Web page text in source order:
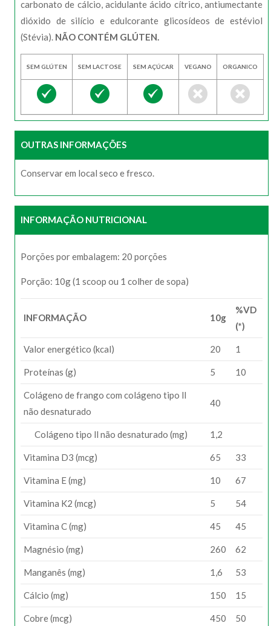
carbonato de cálcio, acidulante ácido cítrico, antiumectante
dióxido de silício e edulcorante glicosídeos de estéviol
(Stévia). NÃO CONTÉM GLÚTEN.
SEM GLÚTEN SEM LACTOSE SEM AÇÚCAR VEGANO ORGANICO
OUTRAS INFORMAÇÕES
Conservar em local seco e fresco.
INFORMAÇÃO NUTRICIONAL
Porções por embalagem: 20 porções
Porção: 10g (1 scoop ou 1 colher de sopa)
INFORMAÇÃO 10g
%VD
(*)
Valor energético (kcal) 20 1
Proteínas (g) 5 10
Colágeno de frango com colágeno tipo ll
não desnaturado
40
Colágeno tipo ll não desnaturado (mg) 1,2
Vitamina D3 (mcg) 65 33
Vitamina E (mg) 10 67
Vitamina K2 (mcg) 5 54
Vitamina C (mg) 45 45
Magnésio (mg) 260 62
Manganês (mg) 1,6 53
Cálcio (mg) 150 15
Cobre (mcg) 450 50